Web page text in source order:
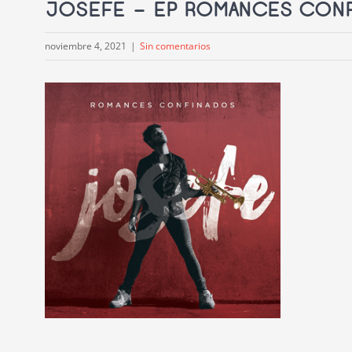
JOSEFE – EP ROMANCES
noviembre 4, 2021 | Sin comentarios